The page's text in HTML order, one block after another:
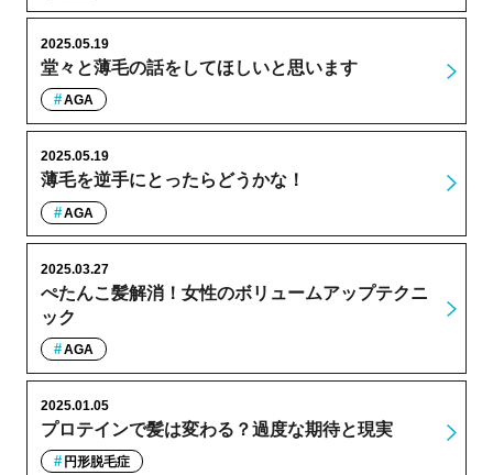
堂々と薄毛の話をしてほしいと思います
2025.05.19
AGA
薄毛を逆手にとったらどうかな！
2025.05.19
AGA
ぺたんこ髪解消！女性のボリュームアップテクニ
ック
2025.03.27
AGA
プロテインで髪は変わる？過度な期待と現実
2025.01.05
円形脱毛症